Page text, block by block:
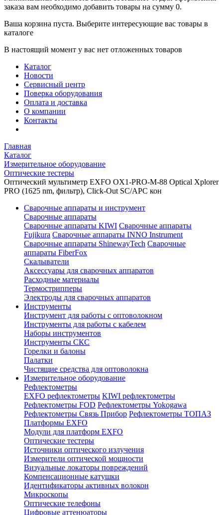
заказа вам необходимо добавить товары на сумму 0.
Ваша корзина пуста. Выберите интересующие вас товары в
каталоге
В настоящий момент у вас нет отложенных товаров
Каталог
Новости
Сервисный центр
Поверка оборудования
Оплата и доставка
О компании
Контакты
Главная
Каталог
Измерительное оборудование
Оптические тестеры
Оптический мультиметр EXFO OX1-PRO-M-88 Optical Xplorer
PRO (1625 nm, фильтр), Click-Out SC/APC кон
Сварочные аппараты и инструмент
Сварочные аппараты
Сварочные аппараты KIWI Сварочные аппараты
Fujikura Сварочные аппараты INNO Instrument
Сварочные аппараты ShinewayTech Cварочные
аппараты FiberFox
Скалыватели
Аксессуары для сварочных аппаратов
Расходные материалы
Термострипперы
Электроды для сварочных аппаратов
Инструменты
Инструмент для работы с оптоволокном
Инструменты для работы с кабелем
Наборы инструментов
Инструменты СКС
Горелки и балоны
Палатки
Чистящие средства для оптоволокна
Измерительное оборудование
Рефлектометры
EXFO рефлектометры KIWI рефлектометры
Рефлектометры FOD Рефлектометры Yokogawa
Рефлектометры Связь Прибор Рефлектометры ТОПАЗ
Платформы EXFO
Модули для платформ EXFO
Оптические тестеры
Источники оптического излучения
Измерители оптической мощности
Визуальные локаторы повреждений
Компенсационные катушки
Идентификаторы активных волокон
Микроскопы
Оптические телефоны
Цифровые аттенюаторы